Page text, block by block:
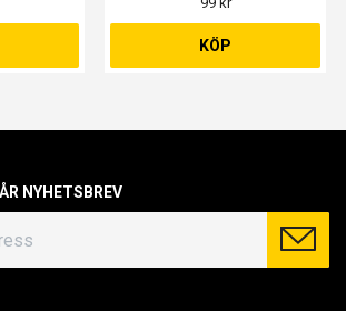
KÖP
NYHETSBREV